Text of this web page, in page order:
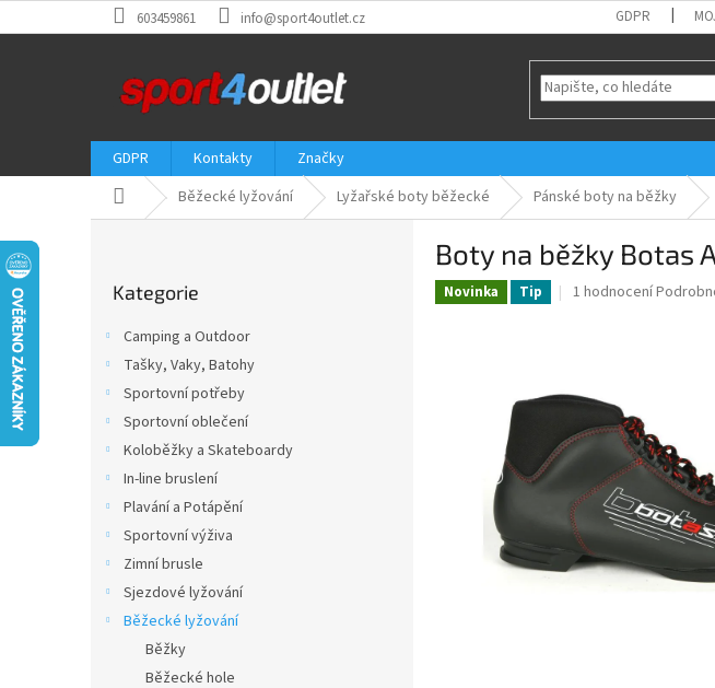
na
603459861 info@sport4outlet.cz GDPR
GDPR Kontakty
Značky
Domů Běžecké lyžování Lyžařské boty běžecké Pánské boty na běžky
kategorie
Kategorie
Camping a Outdoor
Tašky, Vaky, Batohy
Sportovní potřeby
Sportovní oblečení
Koloběžky a Skateboardy
In-line bruslení
Plavání a Potápění
Sportovní výživa
Zimní brusle
Sjezdové lyžování
Běžecké lyžování
Běžky
Běžecké hole
Boty na běžky Botas
Novinka Tip
Průměrné
z
hvězdiček.
1 hodnocení